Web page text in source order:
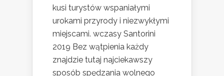
kusi turystów wspaniałymi
urokami przyrody i niezwykłymi
miejscami. wczasy Santorini
2019 Bez wątpienia każdy
znajdzie tutaj najciekawszy
sposób spędzania wolnego